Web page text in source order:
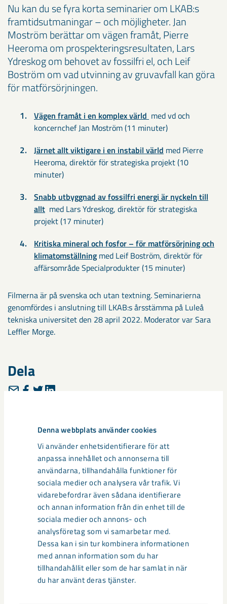
Denna webbplats använder cookies
Vi använder enhetsidentifierare för att
anpassa innehållet och annonserna till
användarna, tillhandahålla funktioner för
sociala medier och analysera vår trafik. Vi
vidarebefordrar även sådana identifierare
och annan information från din enhet till de
sociala medier och annons- och
analysföretag som vi samarbetar med.
Dessa kan i sin tur kombinera informationen
med annan information som du har
tillhandahållit eller som de har samlat in när
du har använt deras tjänster.
Nu kan du se fyra korta seminarier om LKAB:s
framtidsutmaningar – och möjligheter. Jan
Moström berättar om vägen framåt, Pierre
Heeroma om prospekteringsresultaten, Lars
Ydreskog om behovet av fossilfri el, och Leif
Boström om vad utvinning av gruvavfall kan göra
för matförsörjningen.
Vägen framåt i en komplex värld med vd och
koncernchef Jan Moström (11 minuter)
Järnet allt viktigare i en instabil värld med Pierre
Heeroma, direktör för strategiska projekt (10
minuter)
Snabb utbyggnad av fossilfri energi är nyckeln till
allt med Lars Ydreskog, direktör för strategiska
projekt (17 minuter)
Kritiska mineral och fosfor – för matförsörjning och
klimatomställning med Leif Boström, direktör för
affärsområde Specialprodukter (15 minuter)
Filmerna är på svenska och utan textning. Seminarierna
genomfördes i anslutning till LKAB:s årsstämma på Luleå
tekniska universitet den 28 april 2022. Moderator var Sara
Leffler Morge.
Dela
årsstämma
Relaterat innehåll